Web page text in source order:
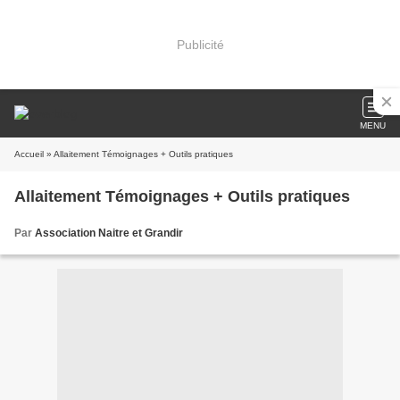
Publicité
MENU
Accueil » Allaitement Témoignages + Outils pratiques
Allaitement Témoignages + Outils pratiques
Par Association Naitre et Grandir